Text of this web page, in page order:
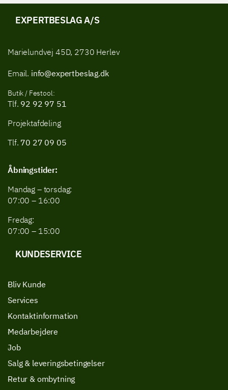
EXPERTBESLAG A/S
Marielundvej 45D, 2730 Herlev
Email. info@expertbeslag.dk
Butik / Festool:
Tlf. 92 92 97 51
Projektafdeling
Tlf. 70 27 09 05
Åbningstider:
Mandag – torsdag:
07:00 – 16:00
Fredag:
07:00 – 15:00
KUNDESERVICE
Bliv Kunde
Services
Kontaktinformation
Medarbejdere
Job
Salg & leveringsbetingelser
Retur & ombytning